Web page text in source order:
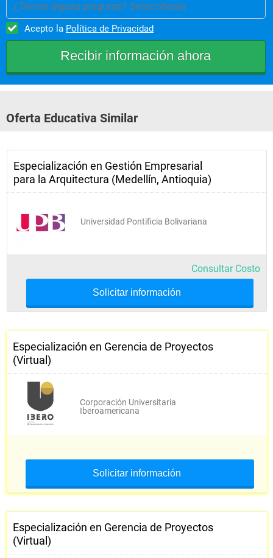
¿Tienes alguna pregunta? Selecciónala
Acepto la Política de Privacidad
Oferta Educativa Similar
Especialización en Gestión Empresarial
para la Arquitectura (Medellín, Antioquia)
Universidad Pontificia Bolivariana
Consultar Costo
Solicitar información
Especialización en Gerencia de Proyectos
(Virtual)
Corporación Universitaria
Iberoamericana
Solicitar información
Especialización en Gerencia de Proyectos
(Virtual)